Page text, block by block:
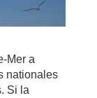
Mer a
nationales
Si la